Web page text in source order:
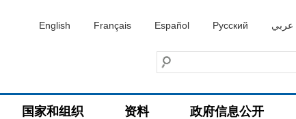
English Français Español Русский عربي
国家和组织 资料 政府信息公开